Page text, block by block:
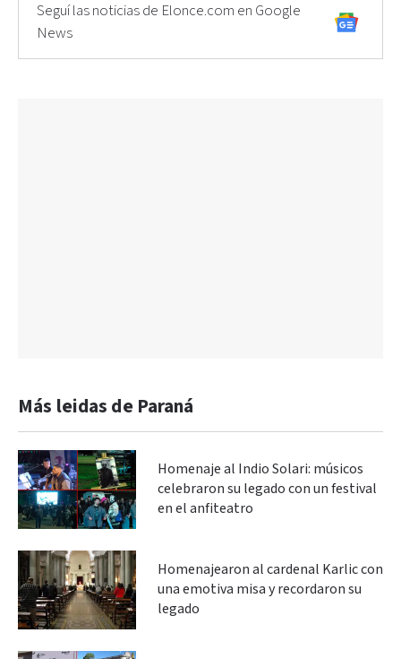
Seguí las noticias de Elonce.com en Google
News
Más leidas de Paraná
Homenaje al Indio Solari: músicos
celebraron su legado con un festival
en el anfiteatro
Homenajearon al cardenal Karlic con
una emotiva misa y recordaron su
legado